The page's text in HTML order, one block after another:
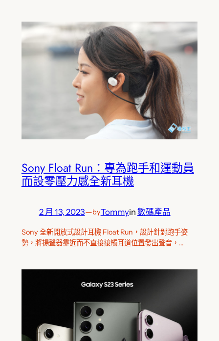
Sony Float Run：專為跑手和運動員
而設零壓力感全新耳機
2 月 13, 2023—byTommyin 數碼產品
Sony 全新開放式設計耳機 Float Run，設計針對跑手姿
勢，將揚聲器靠近而不直接接觸耳道位置發出聲音，…